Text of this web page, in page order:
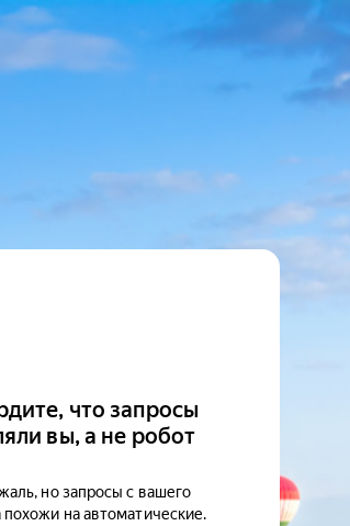
что запросы
вы, а не робот
но запросы с вашего
похожи на автоматические.